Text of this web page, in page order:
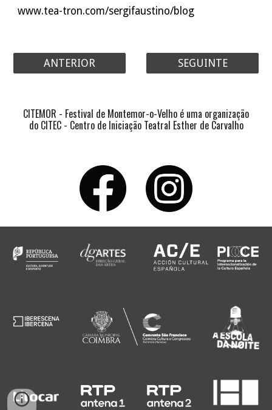
www.tea-tron.com/sergifaustino/blog
ANTERIOR SEGUINTE
CITEMOR - Festival de Montemor-o-Velho é uma organização
do CITEC - Centro de Iniciação Teatral Esther de Carvalho